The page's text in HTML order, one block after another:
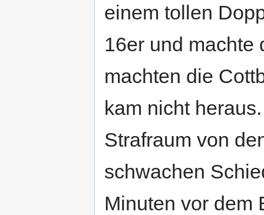
einem tollen
16er und machte
machten die
kam nicht
Strafraum von
schwachen
Minuten vor dem